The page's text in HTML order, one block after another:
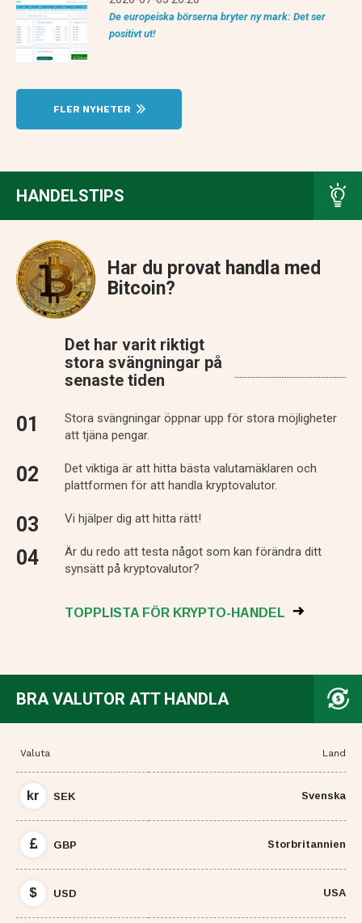
De europeiska börserna bryter ny mark: Det ser
positivt ut!
FLER NYHETER
HANDELSTIPS
Har du provat handla med
Bitcoin?
Det har varit riktigt
stora svängningar på
senaste tiden
Stora svängningar öppnar upp för stora möjligheter
att tjäna pengar.
Det viktiga är att hitta bästa valutamäklaren och
plattformen för att handla kryptovalutor.
Vi hjälper dig att hitta rätt!
Är du redo att testa något som kan förändra ditt
synsätt på kryptovalutor?
TOPPLISTA FÖR KRYPTO-HANDEL
BRA VALUTOR ATT HANDLA
Valuta Land
kr SEK Svenska
GBP Storbritannien
$ USD USA